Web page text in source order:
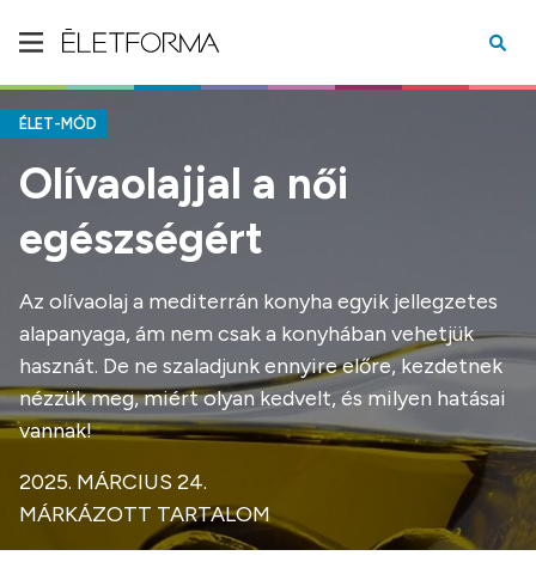
ÉLET-MÓD
Olívaolajjal a női
egészségért
Az olívaolaj a mediterrán konyha egyik jellegzetes
alapanyaga, ám nem csak a konyhában vehetjük
hasznát. De ne szaladjunk ennyire előre, kezdetnek
nézzük meg, miért olyan kedvelt, és milyen hatásai
vannak!
2025. MÁRCIUS 24.
MÁRKÁZOTT TARTALOM